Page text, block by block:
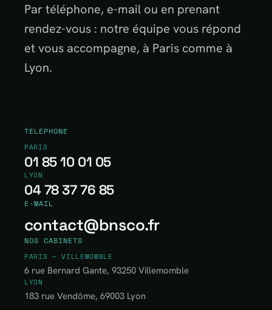
Par téléphone, e-mail ou en prenant
rendez-vous : notre équipe vous répond
et vous accompagne, à Paris comme à
Lyon.
TÉLÉPHONE
PARIS
01 85 10 01 05
LYON
04 78 37 76 85
E-MAIL
contact@bnsco.fr
NOS CABINETS
PARIS — VILLEMOMBLE
6 rue Bernard Gante, 93250 Villemomble
LYON
183 rue Vendôme, 69003 Lyon